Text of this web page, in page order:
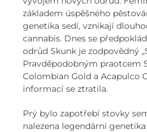
základem úspěšného
genetika sedí, vznikají
cannabis. Dnes se
odrůd Skunk je zodpovědný
Pravděpodobným praotcem
Colombian Gold a Acapulco
informací se ztratila.
Prý bylo zapotřebí stovky
nalezena legendární